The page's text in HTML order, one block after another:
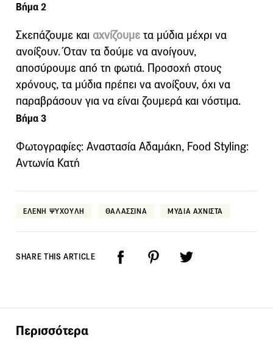
Βήμα 2
Σκεπάζουμε και αχνίζουμε τα μύδια μέχρι να
ανοίξουν. Όταν τα δούμε να ανοίγουν,
αποσύρουμε από τη φωτιά. Προσοχή στους
χρόνους, τα μύδια πρέπει να ανοίξουν, όχι να
παραβράσουν για να είναι ζουμερά και νόστιμα.
Βήμα 3
Φωτογραφίες: Αναστασία Αδαμάκη, Food Styling:
Αντωνία Κατή
ΕΛΕΝΗ ΨΥΧΟΥΛΗ ΘΑΛΑΣΣΙΝΑ ΜΥΔΙΑ ΑΧΝΙΣΤΑ
SHARE THIS ARTICLE
Περισσότερα